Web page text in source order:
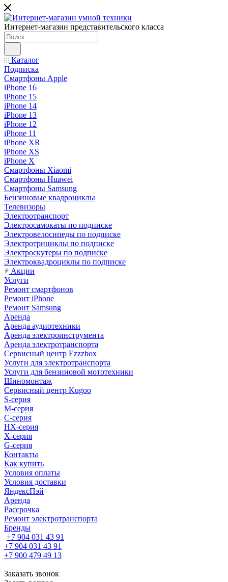
Интернет-магазин представительского класса
Каталог
Подписка
Смартфоны Apple
iPhone 16
iPhone 15
iPhone 14
iPhone 13
iPhone 12
iPhone 11
iPhone XR
iPhone XS
iPhone X
Смартфоны Xiaomi
Смартфоны Huawei
Смартфоны Samsung
Бензиновые квадроциклы
Телевизоры
Электротранспорт
Электросамокаты по подписке
Электровелосипеды по подписке
Электротрициклы по подписке
Электроскутеры по подписке
Электроквадроциклы по подписке
Акции
Услуги
Ремонт смартфонов
Ремонт iPhone
Ремонт Samsung
Аренда
Аренда аудиотехники
Аренда электроинструмента
Аренда электротранспорта
Сервисный центр Ezzzbox
Услуги для электротранспорта
Услуги для бензиновой мототехники
Шиномонтаж
Сервисный центр Kugoo
S-cерия
M-серия
С-серия
HX-серия
X-серия
G-серия
Контакты
Как купить
Условия оплаты
Условия доставки
ЯндексПэй
Аренда
Рассрочка
Ремонт электротранспорта
Бренды
+7 904 031 43 91
+7 904 031 43 91
+7 900 479 49 13
Заказать звонок